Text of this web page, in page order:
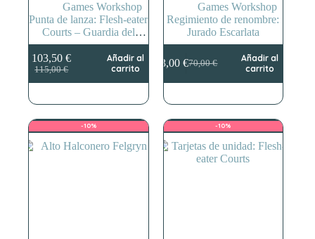
Games Workshop
Punta de lanza: Flesh-eater
Courts – Guardia del
Osario
115,00€
El
precio
era:
115,00 €.
103,50€
El
precio
es:
103,50 €.
Añadir al
carrito
Games Workshop
Regimiento de renombre:
Jurado Escarlata
70,00€
El
precio
era:
70,00 €.
63,00€El
precio
es:
63,00 €.
Añadir al
carrito
-10% -10%